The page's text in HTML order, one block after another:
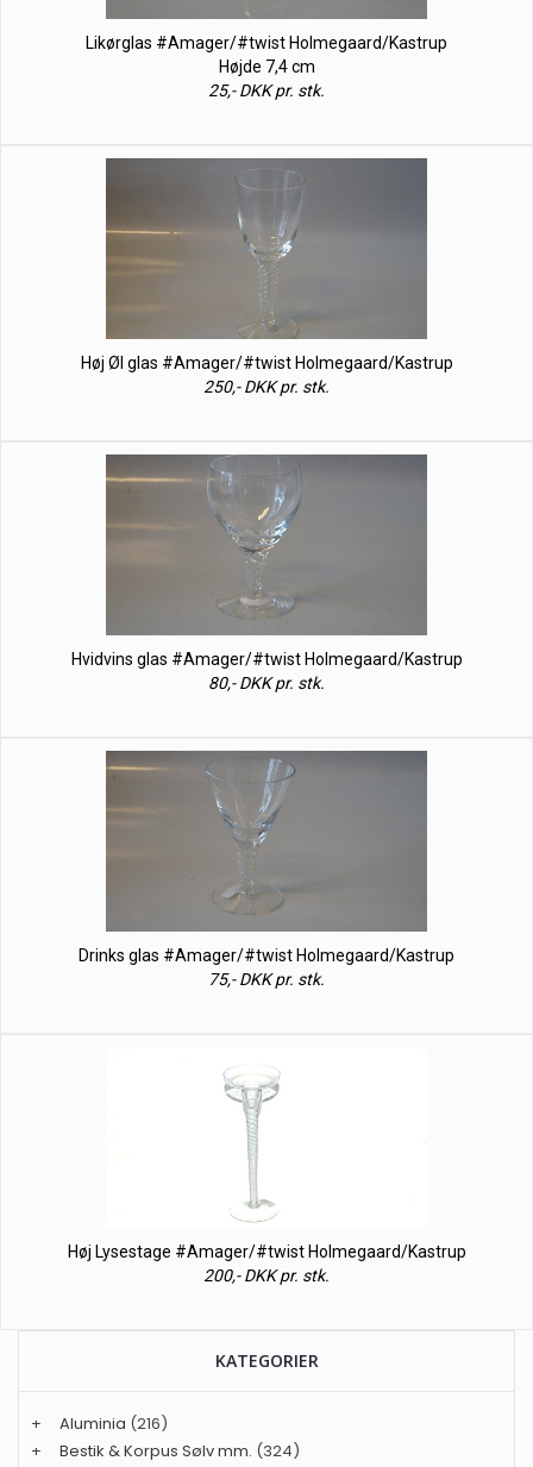
Likørglas #Amager/#twist Holmegaard/Kastrup
Højde 7,4 cm
25,- DKK pr. stk.
Høj Øl glas #Amager/#twist Holmegaard/Kastrup
250,- DKK pr. stk.
Hvidvins glas #Amager/#twist Holmegaard/Kastrup
80,- DKK pr. stk.
Drinks glas #Amager/#twist Holmegaard/Kastrup
75,- DKK pr. stk.
Høj Lysestage #Amager/#twist Holmegaard/Kastrup
200,- DKK pr. stk.
KATEGORIER
+ Aluminia (216)
+
Bestik & Korpus Sølv mm. (324)